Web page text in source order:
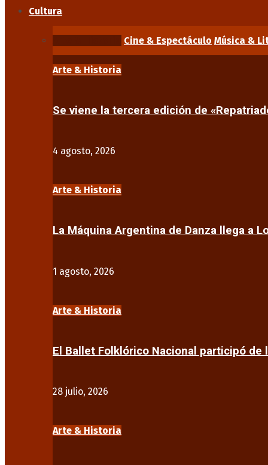
Cultura
Cine & Espectáculo Música &
Arte & Historia
Se viene la tercera edición de
4 agosto, 2026
Arte & Historia
La Máquina Argentina de Danza llega a
1 agosto, 2026
Arte & Historia
El Ballet Folklórico Nacional participó de
28 julio, 2026
Arte & Historia